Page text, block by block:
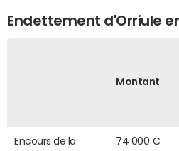
Endettement d'Orriule
Montant
Encours de la
74 000 €